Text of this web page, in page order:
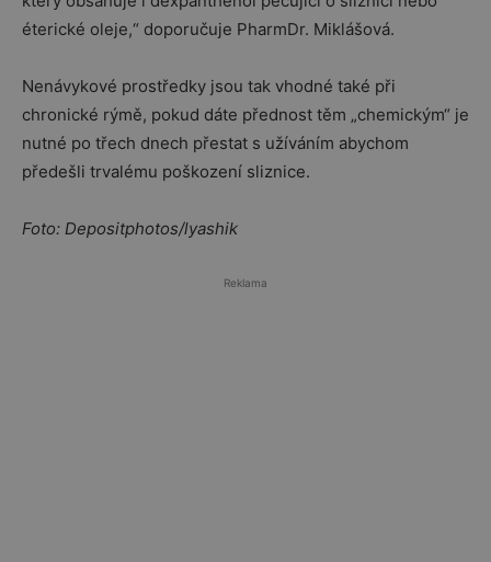
éterické oleje,“ doporučuje PharmDr. Miklášová.
Nenávykové prostředky jsou tak vhodné také při
chronické rýmě, pokud dáte přednost těm „chemickým“ je
nutné po třech dnech přestat s užíváním abychom
předešli trvalému poškození sliznice.
Foto: Depositphotos/lyashik
Reklama